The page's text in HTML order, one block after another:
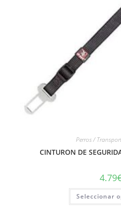
Perros /
CINTURON DE
4.79
Seleccionar